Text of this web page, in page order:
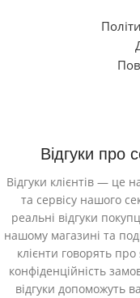
Відгуки про
Відгуки клієнтів — це
та сервісу нашого
реальні відгуки
нашому магазині та
клієнти говорять про
конфіденційність
відгуки допоможуть